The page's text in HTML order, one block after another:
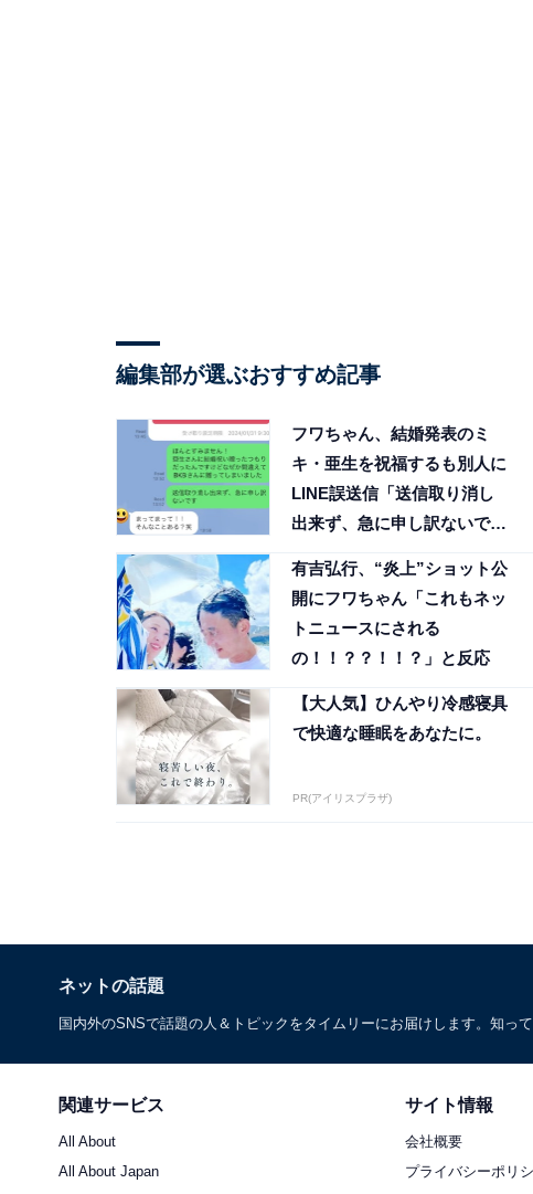
編集部が選ぶおすすめ記事
フワちゃん、結婚発表のミ
キ・亜生を祝福するも別人に
LINE誤送信「送信取り消し
出来ず、急に申し訳ないで
有吉弘行、“炎上”ショット公
開にフワちゃん「これもネッ
トニュースにされる
の！！？？！！？」と反応
【大人気】ひんやり冷感寝具
で快適な睡眠をあなたに。
PR(アイリスプラザ)
ネットの話題
国内外のSNSで話題の人＆トピックをタイムリーにお届けします。知っ
関連サービス
All About
All About Japan
サイト情報
会社概要
プライバシーポリ